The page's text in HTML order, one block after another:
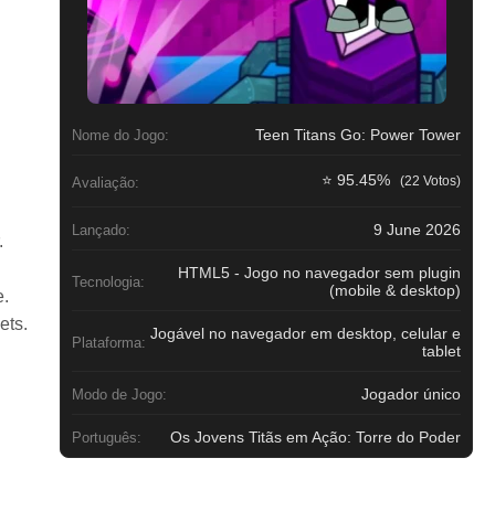
Nome do Jogo: Teen Titans Go: Power Tower
Avaliação: ⭐ 95.45% (22 Votos)
Lançado: 9 June 2026
Tecnologia:
HTML5 - Jogo no navegador sem plugin
(mobile & desktop)
Plataforma: Jogável no navegador em desktop, celular e
tablet
Modo de Jogo: Jogador único
Português: Os Jovens Titãs em Ação: Torre do Poder